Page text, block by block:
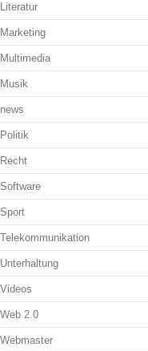
Literatur
Marketing
Multimedia
Musik
news
Politik
Recht
Software
Sport
Telekommunikation
Unterhaltung
Videos
Web 2.0
Webmaster